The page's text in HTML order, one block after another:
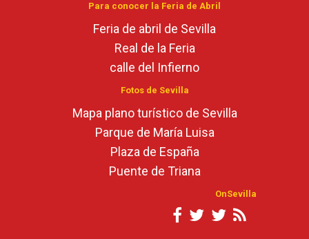
Para conocer la Feria de Abril
Feria de abril de Sevilla
Real de la Feria
calle del Infierno
Fotos de Sevilla
Mapa plano turístico de Sevilla
Parque de María Luisa
Plaza de España
Puente de Triana
OnSevilla